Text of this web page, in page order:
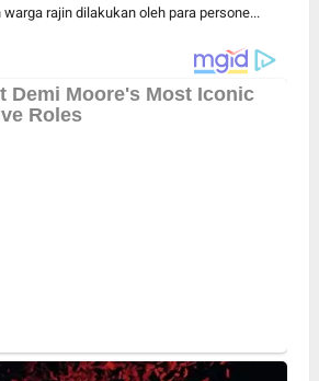
rajin dilakukan oleh para persone...